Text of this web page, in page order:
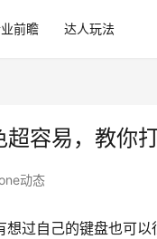
前瞻 达人玩法
容易，教你
动态
过自己的键盘也可